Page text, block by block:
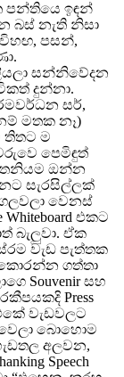
පන්තියෙ ඉඳන්
බස් නැති නිසා
විහඟ, පසන්,
සන්නිවේදන
දුන්නා.
සර්,
මතක නෑ)
තිතට ම
පෙමිඳුත්
තනියම ඔන්න
සැරසිල්ලක්
වෙනස්
එකට
බැලුවා. ඒක
වැඩ පැත්තක
කොරන්න ගත්තා
Souvenir සහ
Press
වැඩවලට
බොහොම
අලවන,
Speech